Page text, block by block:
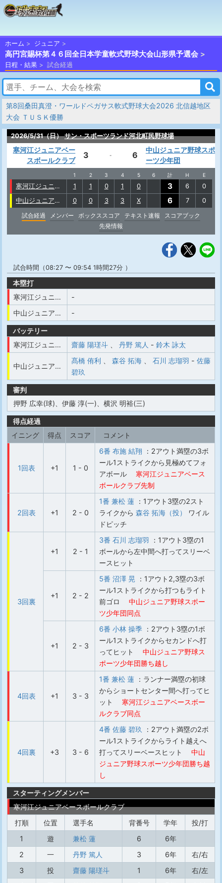
ホーム ジュニア
高円宮賜杯第４６回全日本学童軟式野球大会山形県予選会
日程・結果 試合経過
第8回桑田真澄・ワールドペガサス軟式野球大会2026 北信越地区
大会 ＴＵＳＫ優勝
2026/5/31（日） サン・スポーツランド河北町民野球場
寒河江ジュニアベー
スボールクラブ
3 - 6
中山ジュニア野球スポ
ーツ少年団
1 2 3 4 5 6 計 H E
寒河江ジュニアベースボールクラブ 1 1 0 1 0 3 6
0
中山ジュニア野球スポーツ少年団
0 0 3 3 X 6 7
0
試合経過
メンバー ボックススコア テキスト速報
スコアブック
先発情報
試合時間（08:27 〜 09:54 1時間27分 ）
本塁打
寒河江ジュニアベースボールクラブ
-
中山ジュニア野球スポーツ少年団
-
バッテリー
寒河江ジュニアベースボールクラブ
齋藤 陽瑳斗 丹野 篤人 - 鈴木 詠太
中山ジュニア野球スポーツ少年団
髙橋 侑利 森谷 拓海 石川 志瑠羽 - 佐藤
碧玖
審判
押野 広幸(球)、伊藤 淳(一)、横沢 明裕(三)
得点経過
イニング
得点 スコア コメント
1回表 +1 1 - 0
6番 布施 結翔 ：2アウト満塁の3ボ
ール1ストライクから見極めてフォ
アボール
寒河江ジュニアベース
ボールクラブ先制
2回表 +1 2 - 0
1番 兼松 蓮 ：1アウト3塁の2スト
ライクから 森谷 拓海（投）
ワイル
ドピッチ
3回裏
+1 2 - 1
3番 石川 志瑠羽 ：1アウト3塁の1
ボールから左中間へ打ってスリーベ
ースヒット
+1 2 - 2
5番 沼澤 晃 ：1アウト2,3塁の3ボ
ール1ストライクから打つもライト
前ゴロ
中山ジュニア野球スポー
ツ少年団同点
+1 2 - 3
6番 小林 操季 ：2アウト3塁の1ボ
ール1ストライクからセカンドへ打
ってヒット
中山ジュニア野球ス
ポーツ少年団勝ち越し
4回表 +1 3 - 3
1番 兼松 蓮 ：ランナー満塁の初球
からショートセンター間へ打ってヒ
ット
寒河江ジュニアベースボー
ルクラブ同点
4回裏 +3 3 - 6
4番 佐藤 碧玖
：2アウト満塁の2ボ
ール1ストライクからライト越えへ
打ってスリーベースヒット
中山
ジュニア野球スポーツ少年団勝ち越
し
スターティングメンバー
寒河江ジュニアベースボールクラブ
打順
位置 選手名 背番号 学年
投/打
1
遊 兼松 蓮 6
6年
2
一 丹野 篤人 3 6年
右/右
3
投 齋藤 陽瑳斗 1 6年
右/左